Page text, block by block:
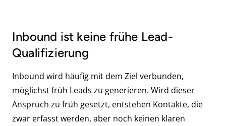
Inbound ist keine frühe Lead-
Qualifizierung
Inbound wird häufig mit dem Ziel verbunden,
möglichst früh Leads zu generieren. Wird dieser
Anspruch zu früh gesetzt, entstehen Kontakte, die
zwar erfasst werden, aber noch keinen klaren